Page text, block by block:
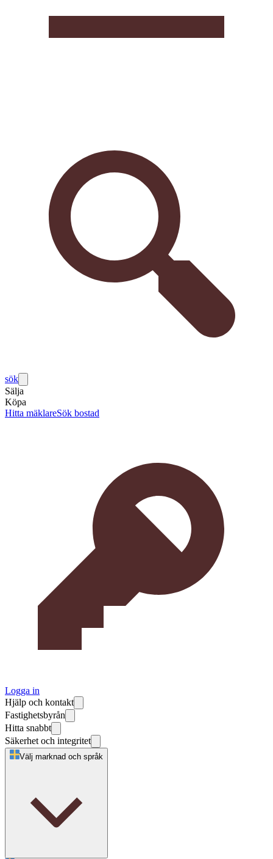
sök
Sälja
Köpa
Hitta mäklareSök bostad
Logga in
Hjälp och kontakt
Fastighetsbyrån
Hitta snabbt
Säkerhet och integritet
Välj marknad och språk